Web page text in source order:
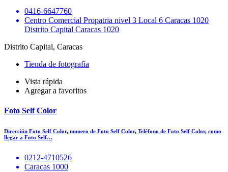
0416-6647760
Centro Comercial Propatria nivel 3 Local 6 Caracas 1020
Distrito Capital Caracas 1020
Distrito Capital, Caracas
Tienda de fotografía
Vista rápida
Agregar a favoritos
Foto Self Color
Dirección Foto Self Color, numero de Foto Self Color, Teléfono de Foto Self Color, como
llegar a Foto Self…
0212-4710526
Caracas 1000